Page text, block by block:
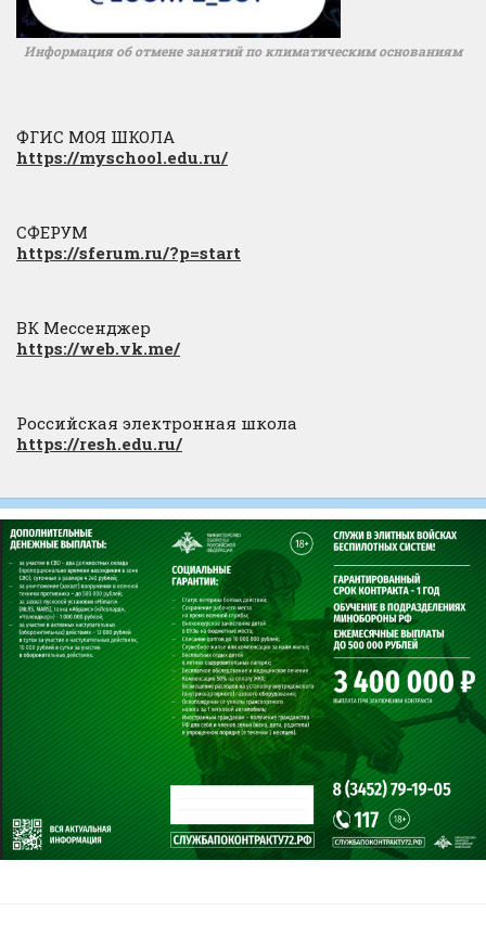
Информация об отмене занятий по климатическим основаниям
ФГИС МОЯ ШКОЛА
https://myschool.edu.ru/
СФЕРУМ
https://sferum.ru/?p=start
ВК Мессенджер
https://web.vk.me/
Российская электронная школа
https://resh.edu.ru/